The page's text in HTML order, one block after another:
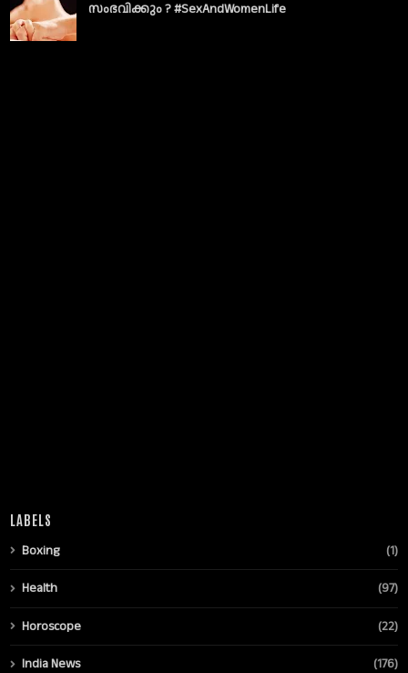
സംഭവിക്കും ? #SexAndWomenLife
LABELS
Boxing (1)
Health (97)
Horoscope (22)
India News (176)